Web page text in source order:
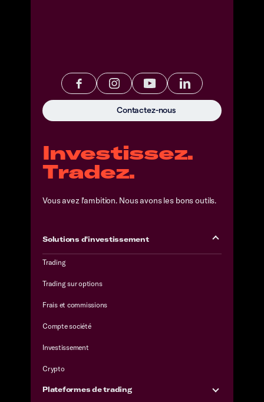
Investissez.
Tradez.
Vous avez l'ambition. Nous avons les bons outils.
Solutions d'investissement
Trading
Trading sur options
Frais et commissions
Compte société
Investissement
Crypto
Plateformes de trading